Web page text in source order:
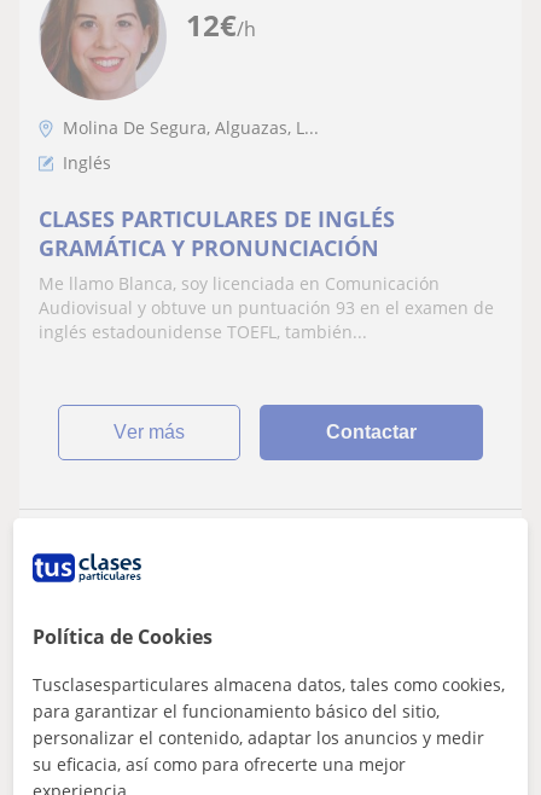
12€/h
Molina De Segura, Alguazas, L...
Inglés
CLASES PARTICULARES DE INGLÉS
GRAMÁTICA Y PRONUNCIACIÓN
Me llamo Blanca, soy licenciada en Comunicación
Audiovisual y obtuve un puntuación 93 en el examen de
inglés estadounidense TOEFL, también...
ver más Contactar
Molina De Segura, Alguazas, L...
Inglés
Doy clases particulares de inglés a niveles
Política de Cookies
Tusclasesparticulares almacena datos, tales como cookies,
para garantizar el funcionamiento básico del sitio,
personalizar el contenido, adaptar los anuncios y medir
su eficacia, así como para ofrecerte una mejor
experiencia.